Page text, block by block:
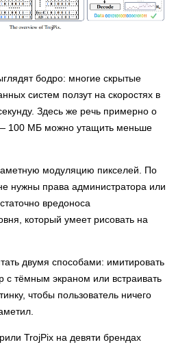
бодро: многие скрытые
систем ползут на скоростях в
Здесь же речь примерно о
— 100 МБ можно утащить меньше
модуляцию пикселей. По
нужны права администратора или
вредоноса
который умеет рисовать на
двумя способами: имитировать
с тёмным экраном или встраивать
чтобы пользователь ничего
TrojPix на девяти брендах